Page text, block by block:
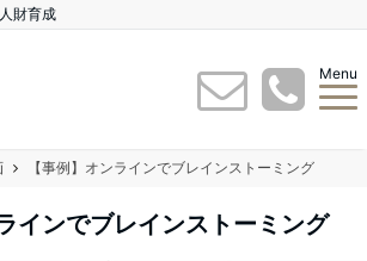
財育成
Menu
【事例】オンラインでブレインストーミング
インでブレインストーミング